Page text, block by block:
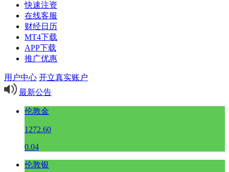
快速注资
在线客服
财经日历
MT4下载
APP下载
推广优惠
用户中心 开立真实账户
最新公告
伦敦金
1272.60
0.04
伦敦银